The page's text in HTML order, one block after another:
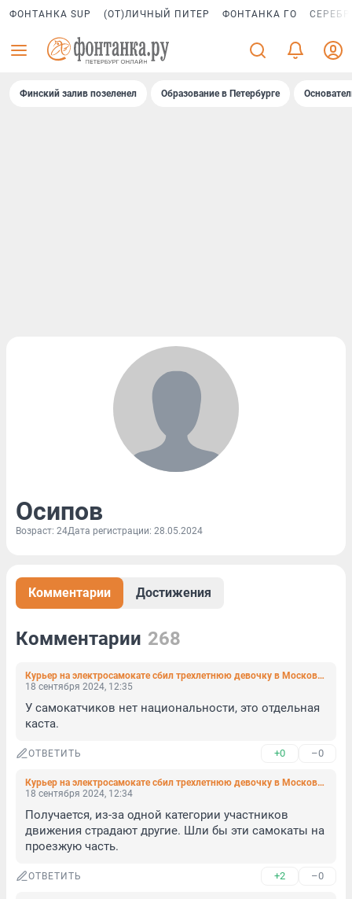
ФОНТАНКА SUP (ОТ)ЛИЧНЫЙ ПИТЕР ФОНТАНКА ГО
Финский залив позеленел Образование в Петербурге
Осипов
Возраст: 24Дата регистрации: 28.05.2024
Комментарии Достижения
Комментарии 268
Курьер на электросамокате сбил трехлетнюю девочку в Московском районе. Она шла по тротуару с мамой
18 сентября 2024, 12:35
У самокатчиков нет национальности, это отдельная
каста.
ОТВЕТИТЬ +0 –0
Курьер на электросамокате сбил трехлетнюю девочку в Московском районе. Она шла по тротуару с мамой
18 сентября 2024, 12:34
Получается, из-за одной категории участников
движения страдают другие. Шли бы эти самокаты на
проезжую часть.
ОТВЕТИТЬ +2 –0